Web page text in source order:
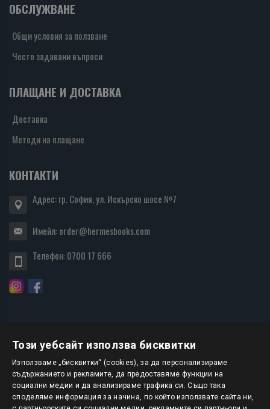
ОБСЛУЖВАНЕ
Общи условия за ползване
Често задавани въпроси
ПЛАЩАНЕ И ДОСТАВКА
Доставка
Методи на плащане
КОНТАКТИ
Адрес: гр. София, ул. Искърско шосе №7
Имейл:order@hermesbooks.com
Телефон:0700 17 666
БЮЛЕТИН
АБОНИРАНЕ
Този уебсайт използва бисквитки
Използваме „бисквитки“ (cookies), за да персонализираме
съдържанието и рекламите, да предоставяме функции на
социални медии и да анализираме трафика си. Също така
споделяме информация за начина, по който използвате сайта ни,